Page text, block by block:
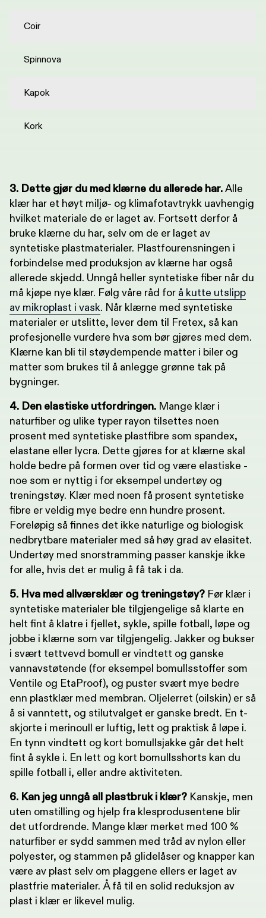
Coir
Spinnova
Kapok
Kork
3. Dette gjør du med klærne du allerede har.Alle
klær har et høyt miljø- og klimafotavtrykk uavhengig
hvilket materiale de er laget av. Fortsett derfor å
bruke klærne du har, selv om de er laget av
syntetiske plastmaterialer. Plastfourensningen i
forbindelse med produksjon av klærne har også
allerede skjedd. Unngå heller syntetiske fiber når du
må kjøpe nye klær. Følg våre råd for å kutte utslipp
av mikroplast i vask. Når klærne med syntetiske
materialer er utslitte, lever dem til Fretex, så kan
profesjonelle vurdere hva som bør gjøres med dem.
Klærne kan bli til støydempende matter i biler og
matter som brukes til å anlegge grønne tak på
bygninger.
4. Den elastiske utfordringen. Mange klær i
naturfiber og ulike typer rayon tilsettes noen
prosent med syntetiske plastfibre som spandex,
elastane eller lycra. Dette gjøres for at klærne skal
holde bedre på formen over tid og være elastiske -
noe som er nyttig i for eksempel undertøy og
treningstøy. Klær med noen få prosent syntetiske
fibre er veldig mye bedre enn hundre prosent.
Foreløpig så finnes det ikke naturlige og biologisk
nedbrytbare materialer med så høy grad av elasitet.
Undertøy med snorstramming passer kanskje ikke
for alle, hvis det er mulig å få tak i da.
5. Hva med allværsklær og treningstøy? Før klær i
syntetiske materialer ble tilgjengelige så klarte en
helt fint å klatre i fjellet, sykle, spille fotball, løpe og
jobbe i klærne som var tilgjengelig. Jakker og bukser
i svært tettvevd bomull er vindtett og ganske
vannavstøtende (for eksempel bomullsstoffer som
Ventile og EtaProof), og puster svært mye bedre
enn plastklær med membran. Oljelerret (oilskin) er så
å si vanntett, og stilutvalget er ganske bredt. En t-
skjorte i merinoull er luftig, lett og praktisk å løpe i.
En tynn vindtett og kort bomullsjakke går det helt
fint å sykle i. En lett og kort bomullsshorts kan du
spille fotball i, eller andre aktiviteten.
6. Kan jeg unngå all plastbruk i klær? Kanskje, men
uten omstilling og hjelp fra klesprodusentene blir
det utfordrende. Mange klær merket med 100 %
naturfiber er sydd sammen med tråd av nylon eller
polyester, og stammen på glidelåser og knapper kan
være av plast selv om plaggene ellers er laget av
plastfrie materialer. Å få til en solid reduksjon av
plast i klær er likevel mulig.